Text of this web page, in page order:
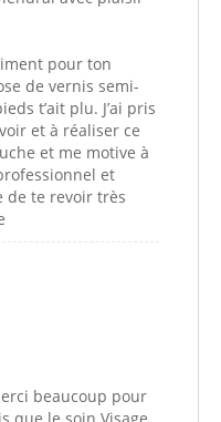
pour ton
de vernis semi-
t’ait plu. J’ai pris
et à réaliser ce
et me motive à
et
de te revoir très
beaucoup pour